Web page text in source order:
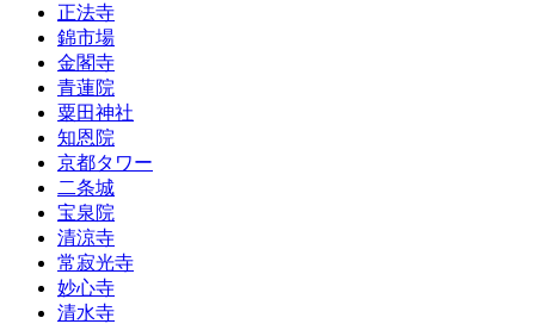
正法寺
錦市場
金閣寺
青蓮院
粟田神社
知恩院
京都タワー
二条城
宝泉院
清涼寺
常寂光寺
妙心寺
清水寺